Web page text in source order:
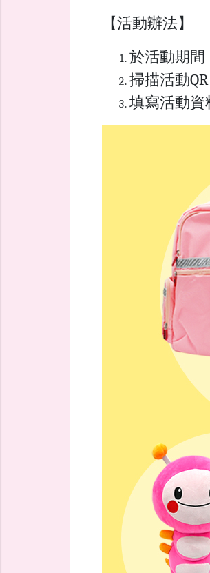
【活動辦法】
於活動期間
掃描活動
填寫活動資